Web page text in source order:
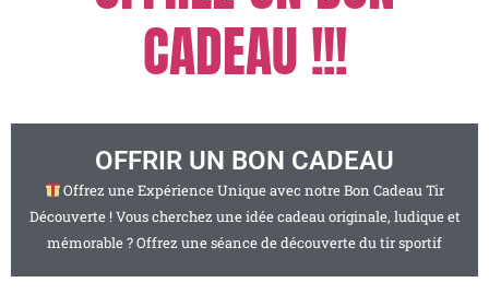
CADEAU !!!
OFFRIR UN BON CADEAU
Offrez une Expérience Unique avec notre Bon Cadeau Tir
Découverte ! Vous cherchez une idée cadeau originale, ludique et
mémorable ? Offrez une séance de découverte du tir sportif